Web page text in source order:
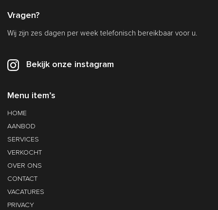
Vragen?
Wij zijn zes dagen per week telefonisch bereikbaar voor u.
Bekijk onze instagram
Menu item’s
HOME
AANBOD
SERVICES
VERKOCHT
OVER ONS
CONTACT
VACATURES
PRIVACY